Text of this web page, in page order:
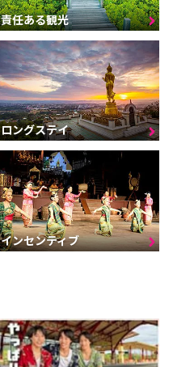
責任ある観光
ロングステイ
インセンティブ